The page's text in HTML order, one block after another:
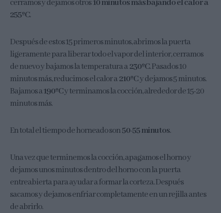
cerramos y dejamos otros10 minutos más bajando el calor a
255ºC.
Después de estos 15 primeros minutos, abrimos la puerta
ligeramente para liberar todo el vapor del interior, cerramos
de nuevo y bajamos la temperatura a230ºC. Pasados 10
minutos más, reducimos el calor a210ºCy dejamos 5 minutos.
Bajamos a190ºCy terminamos la cocción, alrededor de 15-20
minutos más.
En total el tiempo de horneado son50-55 minutos.
Una vez que terminemos la cocción, apagamos el horno y
dejamos unos minutos dentro del horno con la puerta
entreabierta para ayudar a formar la corteza. Después
sacamos y dejamos enfriar completamente en un rejilla antes
de abrirlo.